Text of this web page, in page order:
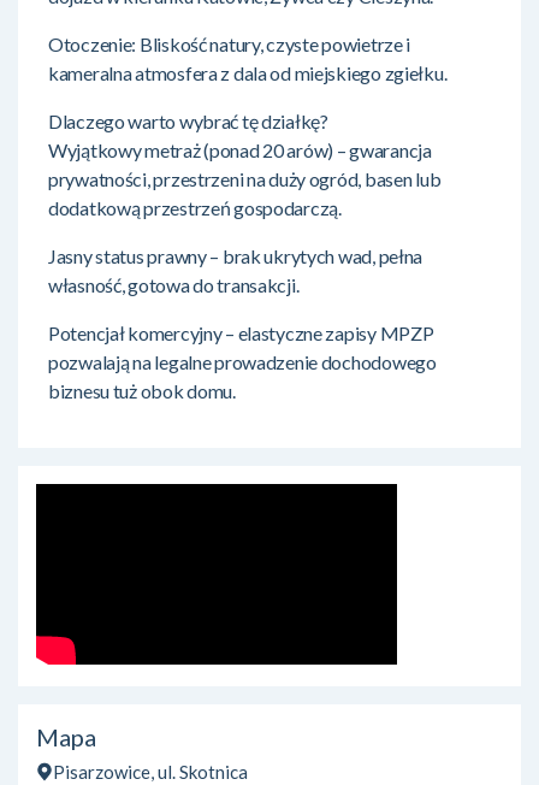
Otoczenie: Bliskość natury, czyste powietrze i
kameralna atmosfera z dala od miejskiego zgiełku.
Dlaczego warto wybrać tę działkę?
Wyjątkowy metraż (ponad 20 arów) – gwarancja
prywatności, przestrzeni na duży ogród, basen lub
dodatkową przestrzeń gospodarczą.
Jasny status prawny – brak ukrytych wad, pełna
własność, gotowa do transakcji.
Potencjał komercyjny – elastyczne zapisy MPZP
pozwalają na legalne prowadzenie dochodowego
biznesu tuż obok domu.
Mapa
Pisarzowice, ul. Skotnica